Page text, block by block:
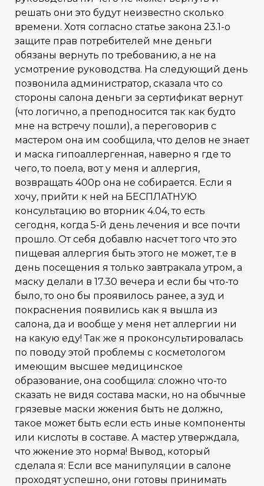
решать они это будут неизвестно сколько
времени. Хотя согласно статье закона 23.1-о
защите прав потребителей мне деньги
обязаны вернуть по требованию, а не на
усмотрение руководства. На следующий день
позвонила администратор, сказала что со
стороны салона деньги за сертификат вернут
(что логично, а преподносится так как будто
мне на встречу пошли), а переговорив с
мастером она им сообщила, что делов не знает
и маска гипоаллергенная, наверно я где то
чего, то поела, вот у меня и аллергия,
возвращать 400р она не собирается. Если я
хочу, прийти к ней на БЕСПЛАТНУЮ
консультацию во вторник 4.04, то есть
сегодня, когда 5-й день лечения и все почти
прошло. От себя добавлю насчет того что это
пищевая аллергия быть этого не может, т.е в
день посещения я только завтракала утром, а
маску делали в 17.30 вечера и если бы что-то
было, то оно бы проявилось ранее, а зуд и
покраснения появились как я вышла из
салона, да и вообще у меня нет аллергии ни
на какую еду! Так же я проконсультировалась
по поводу этой проблемы с косметологом
имеющим высшее медицинское
образование, она сообщила: сложно что-то
сказать не видя состава маски, но на обычные
грязевые маски жжения быть не должно,
такое может быть если есть иные компоненты
или кислоты в составе. А мастер утверждала,
что жжение это норма! Вывод, который
сделала я: Если все манипуляции в салоне
проходят успешно, они готовы принимать